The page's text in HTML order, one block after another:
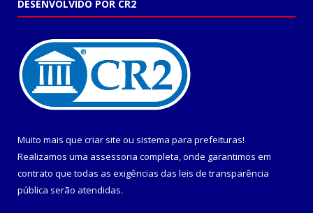
DESENVOLVIDO POR CR2
Muito mais que criar site ou sistema para prefeituras!
Realizamos uma assessoria completa, onde garantimos em
contrato que todas as exigências das leis de transparência
pública serão atendidas.